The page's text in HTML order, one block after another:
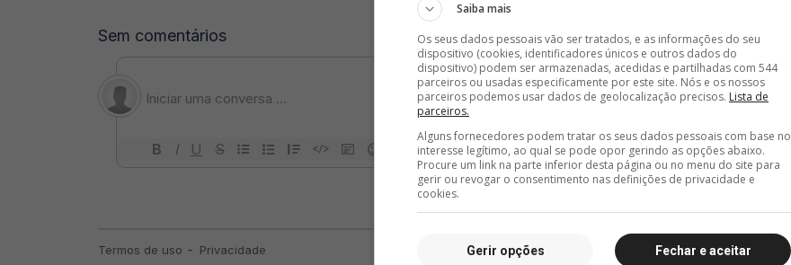
Saiba mais
Os seus dados pessoais vão ser tratados, e as informações do seu
dispositivo (cookies, identificadores únicos e outros dados do
dispositivo) podem ser armazenadas, acedidas e partilhadas com 544
parceiros ou usadas especificamente por este site. Nós e os nossos
parceiros podemos usar dados de geolocalização precisos. Lista de
parceiros.
Alguns fornecedores podem tratar os seus dados pessoais com base no
interesse legítimo, ao qual se pode opor gerindo as opções abaixo.
Procure um link na parte inferior desta página ou no menu do site para
gerir ou revogar o consentimento nas definições de privacidade e
cookies.
Fechar e aceitar
Gerir opções